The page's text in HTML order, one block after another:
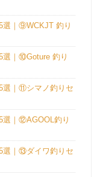
選｜⑨WCKJT 釣り
選｜⑩Goture 釣り
選｜⑪シマノ釣りセ
選｜⑫AGOOL釣り
選｜⑬ダイワ釣りセ